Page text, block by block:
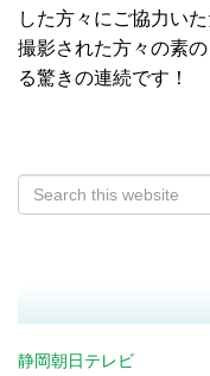
した方々にご協力い
撮影された方々の素
る驚きの連続です！
静岡朝日テレビ